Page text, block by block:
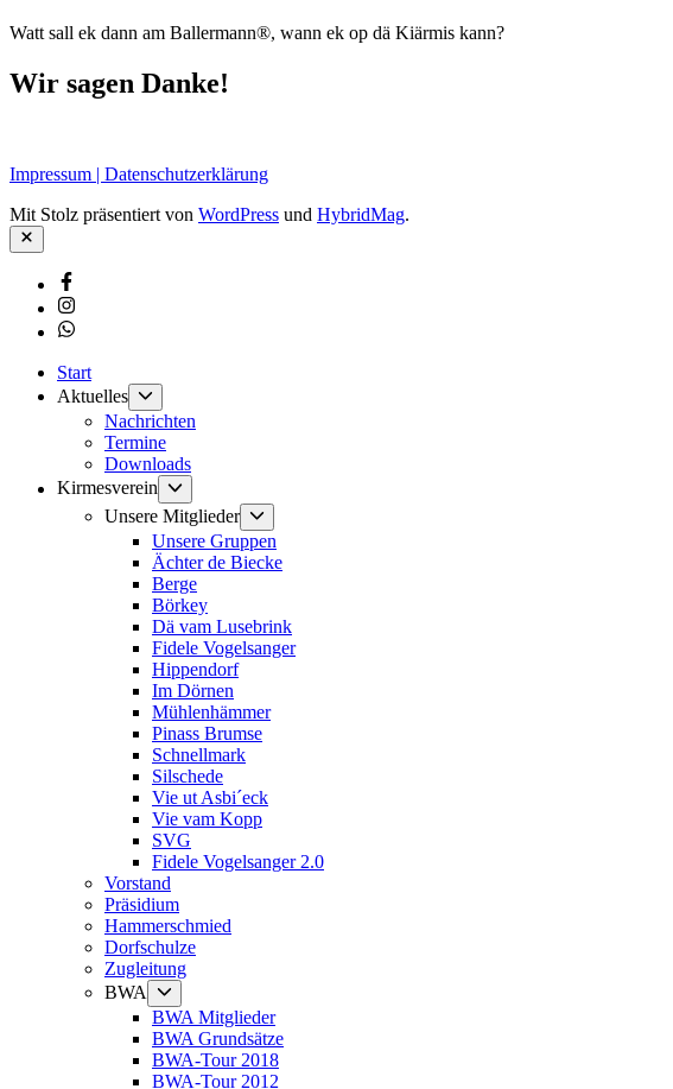
Watt sall ek dann am Ballermann®, wann ek op dä Kiärmis kann?
Wir sagen Danke!
Impressum | Datenschutzerklärung
Mit Stolz präsentiert von WordPress und HybridMag.
Schließen
Facebook
Instagram
Whatsapp
Start
Aktuelles
anzeigen
Nachrichten
Termine
Downloads
Kirmesverein
Untermenü
anzeigen
Unsere Mitglieder
anzeigen
Unsere Gruppen
Ächter de Biecke
Berge
Börkey
Dä vam Lusebrink
Fidele Vogelsanger
Hippendorf
Im Dörnen
Mühlenhämmer
Pinass Brumse
Schnellmark
Silschede
Vie ut Asbi´eck
Vie vam Kopp
SVG
Fidele Vogelsanger 2.0
Vorstand
Präsidium
Hammerschmied
Dorfschulze
Zugleitung
BWA
anzeigen
BWA Mitglieder
BWA Grundsätze
BWA-Tour 2018
BWA-Tour 2012